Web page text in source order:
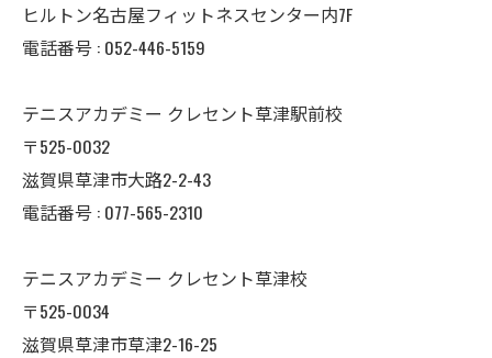
ヒルトン名古屋フィットネスセンター内7F
電話番号 : 052-446-5159
テニスアカデミー クレセント草津駅前校
〒525-0032
滋賀県草津市大路2-2-43
電話番号 : 077-565-2310
テニスアカデミー クレセント草津校
〒525-0034
滋賀県草津市草津2-16-25